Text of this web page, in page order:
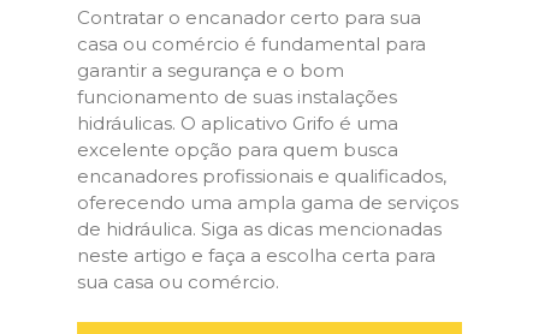
Contratar o encanador certo para sua
casa ou comércio é fundamental para
garantir a segurança e o bom
funcionamento de suas instalações
hidráulicas. O aplicativo Grifo é uma
excelente opção para quem busca
encanadores profissionais e qualificados,
oferecendo uma ampla gama de serviços
de hidráulica. Siga as dicas mencionadas
neste artigo e faça a escolha certa para
sua casa ou comércio.